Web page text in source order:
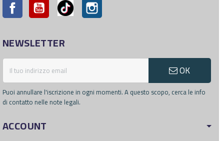
Facebook YouTube Pinterest
NEWSLETTER
OK
Puoi annullare l'iscrizione in ogni momenti. A questo scopo, cerca le info
di contatto nelle note legali.
ACCOUNT